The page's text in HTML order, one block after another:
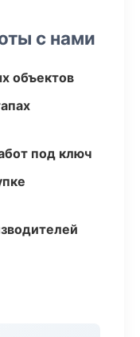
с нами
объектов
под ключ